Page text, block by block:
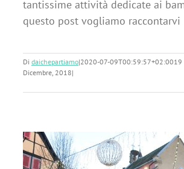
tantissime attività dedicate ai
questo post vogliamo raccontarvi
Di daichepartiamo|2020-07-09T00:59:57+02:0019
Dicembre, 2018|